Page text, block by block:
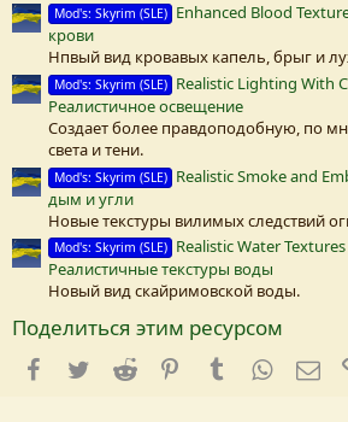
Mod's: Skyrim (SLE) Enhanced Blood
крови
Нпвый вид кровавых капель, брыг и
Mod's: Skyrim (SLE) Realistic Lighting With
Реалистичное освещение
Создает более правдоподобную, по
света и тени.
Mod's: Skyrim (SLE) Realistic Smoke and
дым и угли
Новые текстуры вилимых следствий
Mod's: Skyrim (SLE) Realistic Water
Реалистичные текстуры воды
Новый вид скайримовской воды.
Поделиться этим ресурсом
Facebook
TwitterReddit PinterestTumblr E-